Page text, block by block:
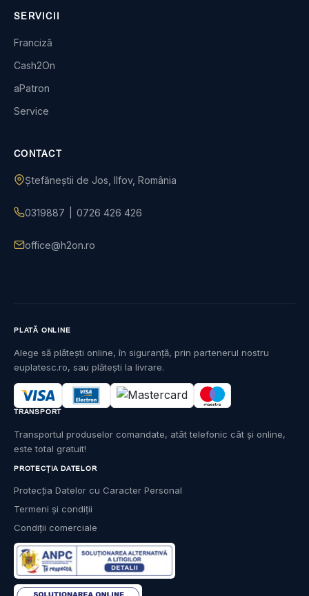
SERVICII
Franciză
Cash2On
aPatron
Service
CONTACT
Ștefăneștii de Jos, Ilfov, România
0319887 0726 426 426
office@h2on.ro
PROTECȚIA DATELOR
Protecția Datelor cu Caracter Personal
Termeni și condiții
Condiții comerciale
PLATĂ ONLINE
Alege să plătești online, în siguranță, prin partenerul nostru
euplatesc.ro, sau plătești la livrare.
TRANSPORT
Transportul produselor comandate, atât telefonic cât și online,
este total gratuit!